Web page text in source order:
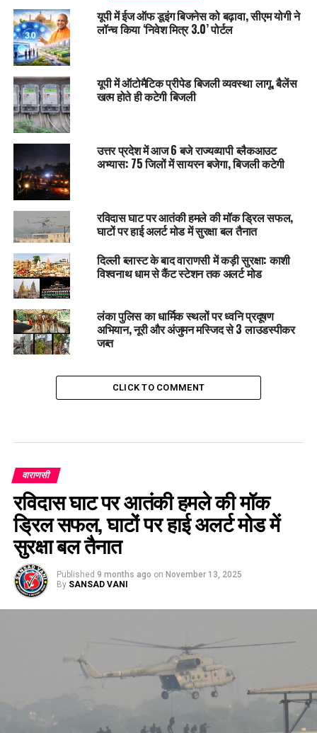
यूपी में ईज ऑफ डूइंग बिजनेस को बढ़ावा, सीएम योगी ने
लॉन्च किया ‘निवेश मित्र 3.0’ पोर्टल
यूपी में ऑटोमैटिक प्रीपेड बिजली व्यवस्था लागू, बैलेंस
खत्म होते ही कटेगी बिजली
उत्तर प्रदेश में आज 6 बजे राज्यव्यापी ब्लैकआउट
अभ्यास: 75 जिलों में सायरन बजेगा, बिजली कटेगी
रविदास घाट पर आतंकी हमले की मॉक ड्रिल सफल,
घाटों पर हाई अलर्ट मोड में सुरक्षा बल तैनात
दिल्ली ब्लास्ट के बाद वाराणसी में कड़ी सुरक्षा: काशी
विश्वनाथ धाम से कैंट स्टेशन तक अलर्ट मोड
लंका पुलिस का धार्मिक स्थलों पर ध्वनि प्रदूषण
अभियान, नूरी और अंजुमन मस्जिद से 3 लाउडस्पीकर
जब्त
CLICK TO COMMENT
वाराणसी
रविदास घाट पर आतंकी हमले की मॉक
ड्रिल सफल, घाटों पर हाई अलर्ट मोड में
सुरक्षा बल तैनात
Published 9 months ago on November 13, 2025
By SANSAD VANI